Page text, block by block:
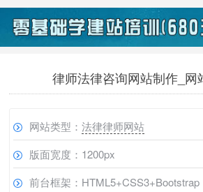
律师法律咨询网站制作_网
网站类型：法律律师网站
版面宽度：1200px
前台框架：HTML5+CSS3+Bootstrap